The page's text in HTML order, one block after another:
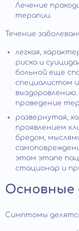
Лечение
терапии.
Течение
легкая,
риска и
больной еще
специалистом
проведение
развернутая,
проявлением
бредом,
этом этапе
стационар и
Симптомы